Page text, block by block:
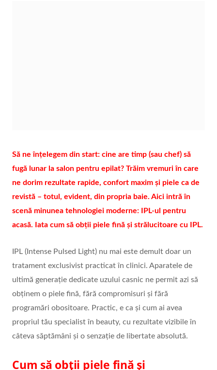
Să ne înțelegem din start: cine are timp (sau chef) să
fugă lunar la salon pentru epilat? Trăim vremuri în care
ne dorim rezultate rapide, confort maxim și piele ca de
revistă – totul, evident, din propria baie. Aici intră în
scenă minunea tehnologiei moderne: IPL-ul pentru
acasă. Iata cum să obții piele fină și strălucitoare cu IPL.
IPL (Intense Pulsed Light) nu mai este demult doar un
tratament exclusivist practicat în clinici. Aparatele de
ultimă generație dedicate uzului casnic ne permit azi să
obținem o piele fină, fără compromisuri și fără
programări obositoare. Practic, e ca și cum ai avea
propriul tău specialist în beauty, cu rezultate vizibile în
câteva săptămâni și o senzație de libertate absolută.
Cum să obții piele fină și